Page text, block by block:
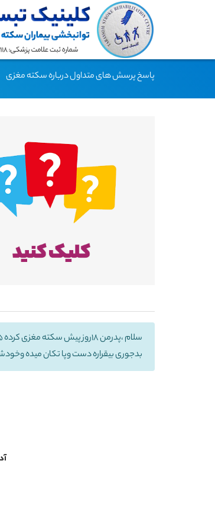
پاسخ پرسش های متداول درباره سکته مغزی
بدجوری بیقراره دست وپا تکان میده